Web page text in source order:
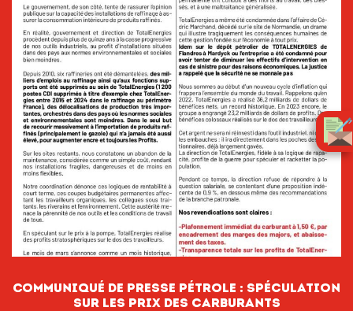
Communiqué de presse pétrole : Spéculation
sur les prix des carburants